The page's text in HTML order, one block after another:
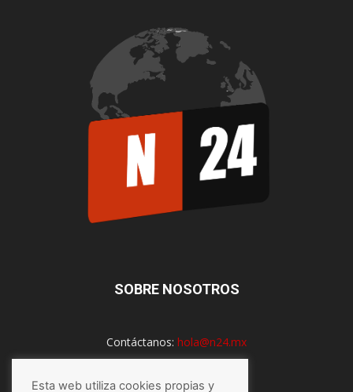
SOBRE NOSOTROS
Contáctanos: hola@n24.mx
Esta web utiliza cookies propias y